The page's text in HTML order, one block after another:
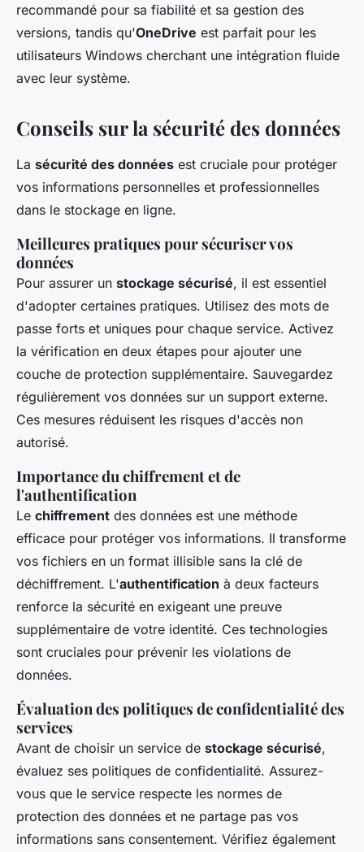
recommandé pour sa fiabilité et sa gestion des
versions, tandis qu'OneDrive est parfait pour les
utilisateurs Windows cherchant une intégration fluide
avec leur système.
Conseils sur la sécurité des données
La sécurité des données est cruciale pour protéger
vos informations personnelles et professionnelles
dans le stockage en ligne.
Meilleures pratiques pour sécuriser vos
données
Pour assurer un stockage sécurisé, il est essentiel
d'adopter certaines pratiques. Utilisez des mots de
passe forts et uniques pour chaque service. Activez
la vérification en deux étapes pour ajouter une
couche de protection supplémentaire. Sauvegardez
régulièrement vos données sur un support externe.
Ces mesures réduisent les risques d'accès non
autorisé.
Importance du chiffrement et de
l'authentification
Le chiffrement des données est une méthode
efficace pour protéger vos informations. Il transforme
vos fichiers en un format illisible sans la clé de
déchiffrement. L'authentification à deux facteurs
renforce la sécurité en exigeant une preuve
supplémentaire de votre identité. Ces technologies
sont cruciales pour prévenir les violations de
données.
Évaluation des politiques de confidentialité des
services
Avant de choisir un service de stockage sécurisé,
évaluez ses politiques de confidentialité. Assurez-
vous que le service respecte les normes de
protection des données et ne partage pas vos
informations sans consentement. Vérifiez également